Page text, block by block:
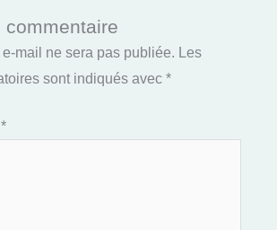
commentaire
mail ne sera pas publiée. Les
sont indiqués avec *
*